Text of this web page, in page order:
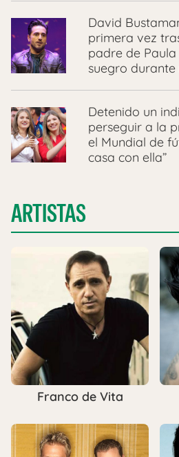
David
primera vez
padre de Paula
suegro durante
Detenido un
perseguir a la
el Mundial de
casa con ella”
ARTISTAS
Franco de Vita